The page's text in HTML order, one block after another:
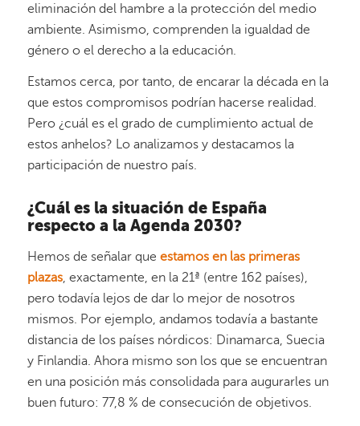
eliminación del hambre a la protección del medio
ambiente. Asimismo, comprenden la igualdad de
género o el derecho a la educación.
Estamos cerca, por tanto, de encarar la década en la
que estos compromisos podrían hacerse realidad.
Pero ¿cuál es el grado de cumplimiento actual de
estos anhelos? Lo analizamos y destacamos la
participación de nuestro país.
¿Cuál es la situación de España
respecto a la Agenda 2030?
Hemos de señalar que estamos en las primeras
plazas, exactamente, en la 21ª (entre 162 países),
pero todavía lejos de dar lo mejor de nosotros
mismos. Por ejemplo, andamos todavía a bastante
distancia de los países nórdicos: Dinamarca, Suecia
y Finlandia. Ahora mismo son los que se encuentran
en una posición más consolidada para augurarles un
buen futuro: 77,8 % de consecución de objetivos.